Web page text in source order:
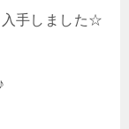
入手しました☆